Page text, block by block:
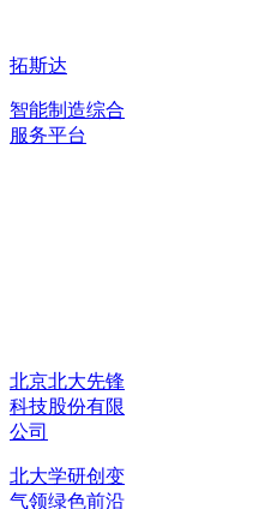
拓斯达
智能制造综合
服务平台
北京北大先锋
科技股份有限
公司
北大学研创变
气领绿色前沿